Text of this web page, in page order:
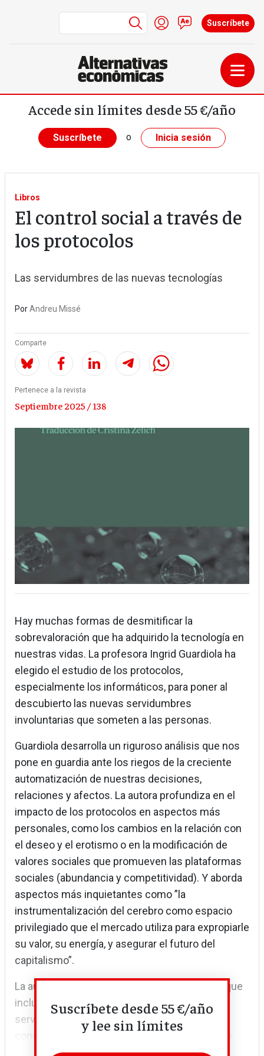
Pasar al contenido principal
Menú de cuenta de
Iniciar sesión
Contacto
Suscríbete
Accede sin límites desde 55 €/año
Suscríbete o Inicia sesión
Libros
El control social a través de
los protocolos
Las servidumbres de las nuevas tecnologías
PorAndreu Missé
Comparte
Pertenece a la revista
Septiembre 2025 / 138
Hay muchas formas de desmitificar la
sobrevaloración que ha adquirido la tecnología en
nuestras vidas. La profesora Ingrid Guardiola ha
elegido el estudio de los protocolos,
especialmente los informáticos, para poner al
descubierto las nuevas servidumbres
involuntarias que someten a las personas.
Guardiola desarrolla un riguroso análisis que nos
pone en guardia ante los riegos de la creciente
automatización de nuestras decisiones,
relaciones y afectos. La autora profundiza en el
impacto de los protocolos en aspectos más
personales, como los cambios en la relación con
el deseo y el erotismo o en la modificación de
valores sociales que promueven las plataformas
sociales (abundancia y competitividad). Y aborda
aspectos más inquietantes como ”la
instrumentalización del cerebro como espacio
privilegiado que el mercado utiliza para expropiarle
su valor, su energía, y asegurar el futuro del
capitalismo”.
La autora aboga por un nuevo contrato social que
incluya un debate sobre los protocolos y sus
servidumbres y que funcione como una
constitución, siempre orientada al bien público.
Suscríbete desde 55 €/año
y lee sin límites